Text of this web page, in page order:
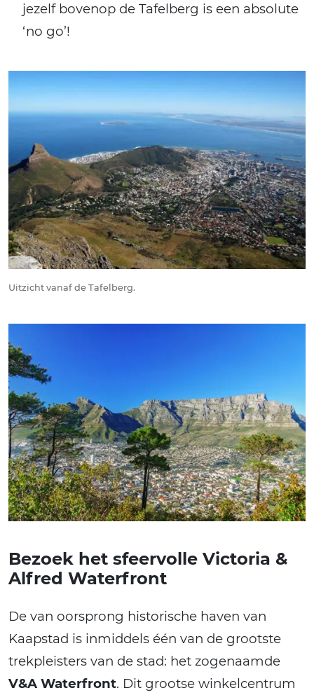
jezelf bovenop de Tafelberg is een absolute
‘no go’!
Uitzicht vanaf de Tafelberg.
Bezoek het sfeervolle Victoria &
Alfred Waterfront
De van oorsprong historische haven van
Kaapstad is inmiddels één van de grootste
trekpleisters van de stad: het zogenaamde
V&A Waterfront. Dit grootse winkelcentrum